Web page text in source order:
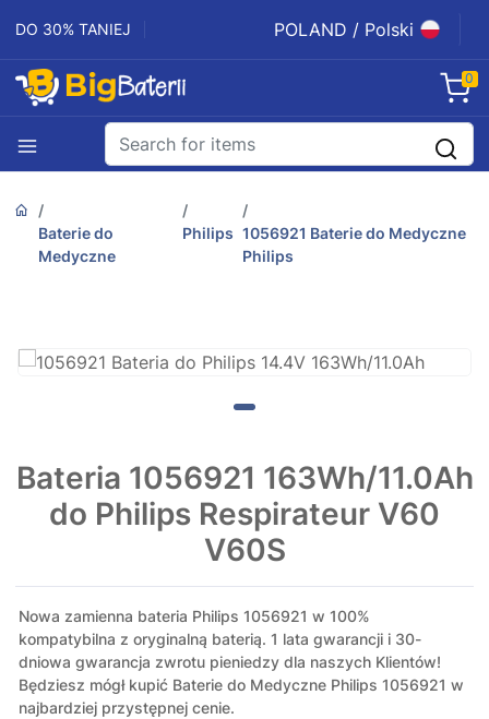
DO 30% TANIEJ POLAND / Polski
0
Baterie do
Medyczne
Philips 1056921 Baterie do Medyczne
Philips
Bateria 1056921 163Wh/11.0Ah
do Philips Respirateur V60
V60S
Nowa zamienna bateria Philips 1056921 w 100%
kompatybilna z oryginalną baterią. 1 lata gwarancji i 30-
dniowa gwarancja zwrotu pieniedzy dla naszych Klientów!
Będziesz mógł kupić Baterie do Medyczne Philips 1056921 w
najbardziej przystępnej cenie.